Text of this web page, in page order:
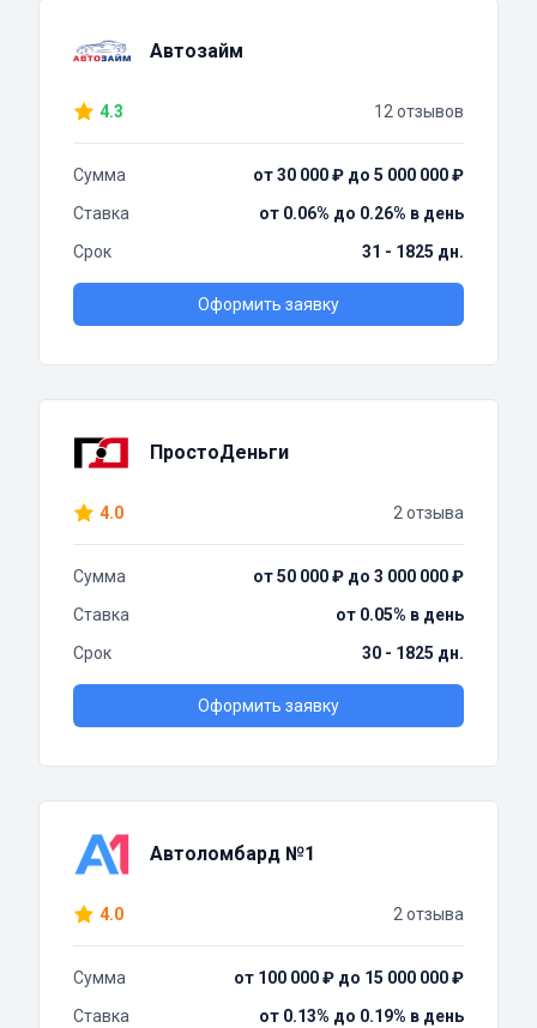
Автозайм
4.3 12 отзывов
Сумма
от 30 000 ₽ до 5 000 000 ₽
Ставка
от 0.06% до 0.26% в день
Срок
31 - 1825 дн.
Оформить заявку
ПростоДеньги
4.0 2 отзыва
Сумма
от 50 000 ₽ до 3 000 000 ₽
Ставка
от 0.05% в день
Срок
30 - 1825 дн.
Оформить заявку
Автоломбард №1
4.0 2 отзыва
Сумма
от 100 000 ₽ до 15 000 000 ₽
Ставка
от 0.13% до 0.19% в день